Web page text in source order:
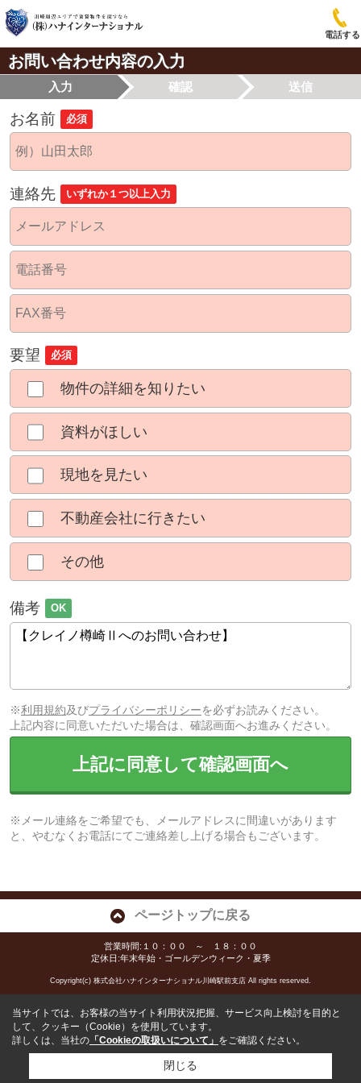
電話する
お問い合わせ内容の入力
入力 確認 送信
お名前 必須
連絡先 いずれか１つ以上入力
要望 必須
物件の詳細を知りたい
資料がほしい
現地を見たい
不動産会社に行きたい
その他
備考 OK
※利用規約及びプライバシーポリシーを必ずお読みください。
上記内容に同意いただいた場合は、確認画面へお進みください。
上記に同意して確認画面へ
※メール連絡をご希望でも、メールアドレスに間違いがあります
と、やむなくお電話にてご連絡差し上げる場合もございます。
ページトップに戻る
営業時間:１０：００ ～ １８：００
定休日:年末年始・ゴールデンウィーク・夏季
Copyright(c) 株式会社ハナインターナショナル川崎駅前支店 All rights reserved.
当サイトでは、お客様の当サイト利用状況把握、サービス向上検討を目的と
して、クッキー（Cookie）を使用しています。
詳しくは、当社の 「Cookieの取扱いについて」 をご確認ください。
閉じる